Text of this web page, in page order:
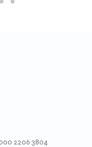
2206 3804